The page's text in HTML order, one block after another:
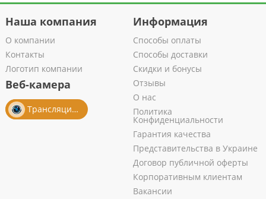
Наша компания
О компании
Контакты
Логотип компании
Веб-камера
Трансляция из салона
Информация
Способы оплаты
Способы доставки
Скидки и бонусы
Отзывы
О нас
Политика
Конфиденциальности
Гарантия качества
Представительства в Украине
Договор публичной оферты
Корпоративным клиентам
Вакансии